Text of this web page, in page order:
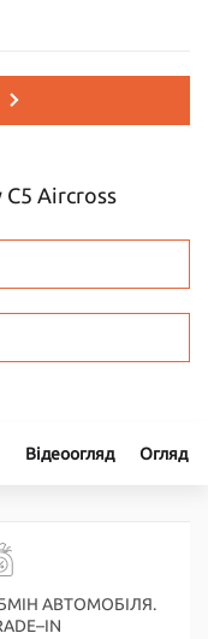
C5 Aircross
Відеоогляд Огляд
АВТОМОБІЛЯ.